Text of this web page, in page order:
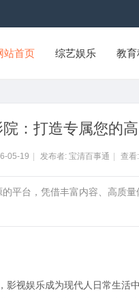
站首页 综艺娱乐 教
：打造专属您的
05-19 发布者: 宝清百事通 查
平台，凭借丰富内容、高质
影视娱乐成为现代人日常生